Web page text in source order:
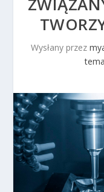
Wysłany przez